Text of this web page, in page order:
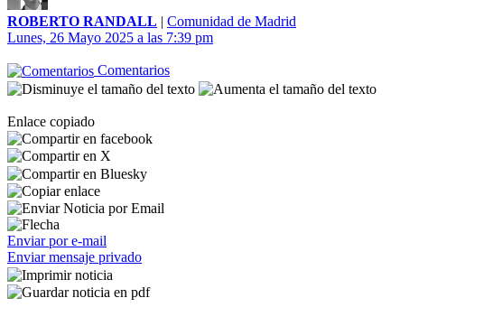
ROBERTO RANDALL | Comunidad de Madrid
Lunes, 26 Mayo 2025 a las 7:39 pm
Comentarios
Enlace copiado
Enviar por e-mail
Enviar mensaje privado